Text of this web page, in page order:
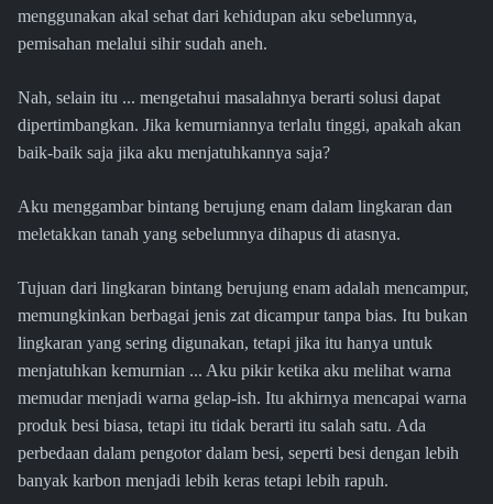
menggunakan akal sehat dari kehidupan aku sebelumnya,
pemisahan melalui sihir sudah aneh.
Nah, selain itu ... mengetahui masalahnya berarti solusi dapat
dipertimbangkan. Jika kemurniannya terlalu tinggi, apakah akan
baik-baik saja jika aku menjatuhkannya saja?
Aku menggambar bintang berujung enam dalam lingkaran dan
meletakkan tanah yang sebelumnya dihapus di atasnya.
Tujuan dari lingkaran bintang berujung enam adalah mencampur,
memungkinkan berbagai jenis zat dicampur tanpa bias. Itu bukan
lingkaran yang sering digunakan, tetapi jika itu hanya untuk
menjatuhkan kemurnian ... Aku pikir ketika aku melihat warna
memudar menjadi warna gelap-ish. Itu akhirnya mencapai warna
produk besi biasa, tetapi itu tidak berarti itu salah satu. Ada
perbedaan dalam pengotor dalam besi, seperti besi dengan lebih
banyak karbon menjadi lebih keras tetapi lebih rapuh.